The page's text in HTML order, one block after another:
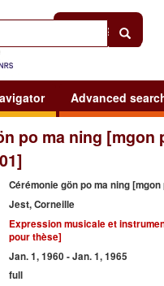
Sign in
Advanced
po ma ning [mgon
Cérémonie gön po ma ning
Jest, Corneille
Expression musicale et
pour thèse]
Jan. 1, 1960 - Jan. 1, 1965
full